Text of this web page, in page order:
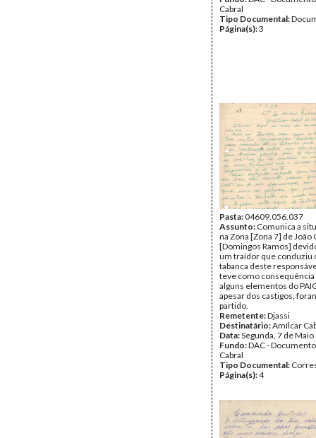
Cabral
Tipo Documental:
Página(s):3
Pasta:04609.056.037
Assunto: Comunica a
na Zona [Zona 7] de João
[Domingos Ramos]
um traidor que conduziu
tabanca deste
teve como consequência
alguns elementos do
apesar dos castigos,
partido.
Remetente:Djassi
Destinatário:Amílcar
Data:Segunda, 7 de
Fundo:DAC -
Cabral
Tipo Documental:
Página(s):4